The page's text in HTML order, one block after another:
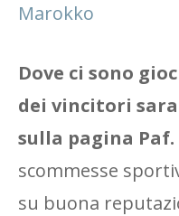
Marokko
Dove ci sono
dei vincitori
sulla pagina Paf.
scommesse
su buona